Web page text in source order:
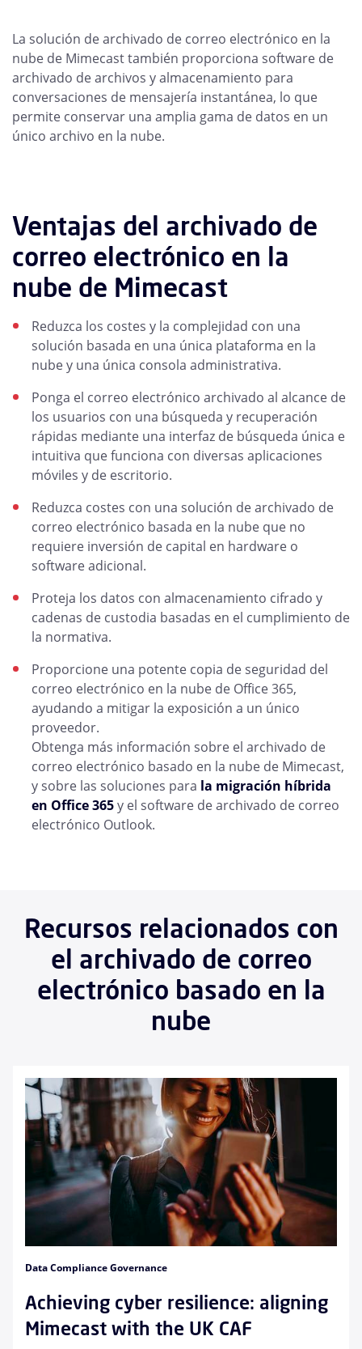
La solución de archivado de correo electrónico en la
nube de Mimecast también proporciona software de
archivado de archivos y almacenamiento para
conversaciones de mensajería instantánea, lo que
permite conservar una amplia gama de datos en un
único archivo en la nube.
Ventajas del archivado de
correo electrónico en la
nube de Mimecast
Reduzca los costes y la complejidad con una
solución basada en una única plataforma en la
nube y una única consola administrativa.
Ponga el correo electrónico archivado al alcance de
los usuarios con una búsqueda y recuperación
rápidas mediante una interfaz de búsqueda única e
intuitiva que funciona con diversas aplicaciones
móviles y de escritorio.
Reduzca costes con una solución de archivado de
correo electrónico basada en la nube que no
requiere inversión de capital en hardware o
software adicional.
Proteja los datos con almacenamiento cifrado y
cadenas de custodia basadas en el cumplimiento de
la normativa.
Proporcione una potente copia de seguridad del
correo electrónico en la nube de Office 365,
ayudando a mitigar la exposición a un único
proveedor.
Obtenga más información sobre el archivado de
correo electrónico basado en la nube de Mimecast,
y sobre las soluciones para la migración híbrida
en Office 365y el software de archivado de correo
electrónico Outlook.
Recursos relacionados con
el archivado de correo
electrónico basado en la
nube
Data Compliance Governance
Achieving cyber resilience: aligning
Mimecast with the UK CAF